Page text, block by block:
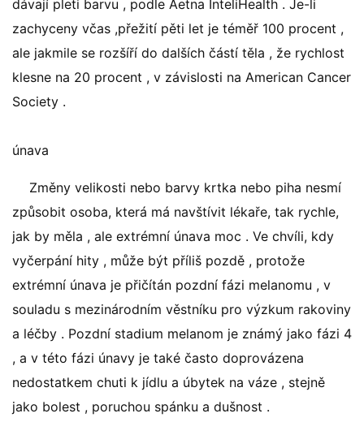
dávají pleti barvu , podle Aetna InteliHealth . Je-li
zachyceny včas ,přežití pěti let je téměř 100 procent ,
ale jakmile se rozšíří do dalších částí těla , že rychlost
klesne na 20 procent , v závislosti na American Cancer
Society .
únava
Změny velikosti nebo barvy krtka nebo piha nesmí
způsobit osoba, která má navštívit lékaře, tak rychle,
jak by měla , ale extrémní únava moc . Ve chvíli, kdy
vyčerpání hity , může být příliš pozdě , protože
extrémní únava je přičítán pozdní fázi melanomu , v
souladu s mezinárodním věstníku pro výzkum rakoviny
a léčby . Pozdní stadium melanom je známý jako fázi 4
, a v této fázi únavy je také často doprovázena
nedostatkem chuti k jídlu a úbytek na váze , stejně
jako bolest , poruchou spánku a dušnost .